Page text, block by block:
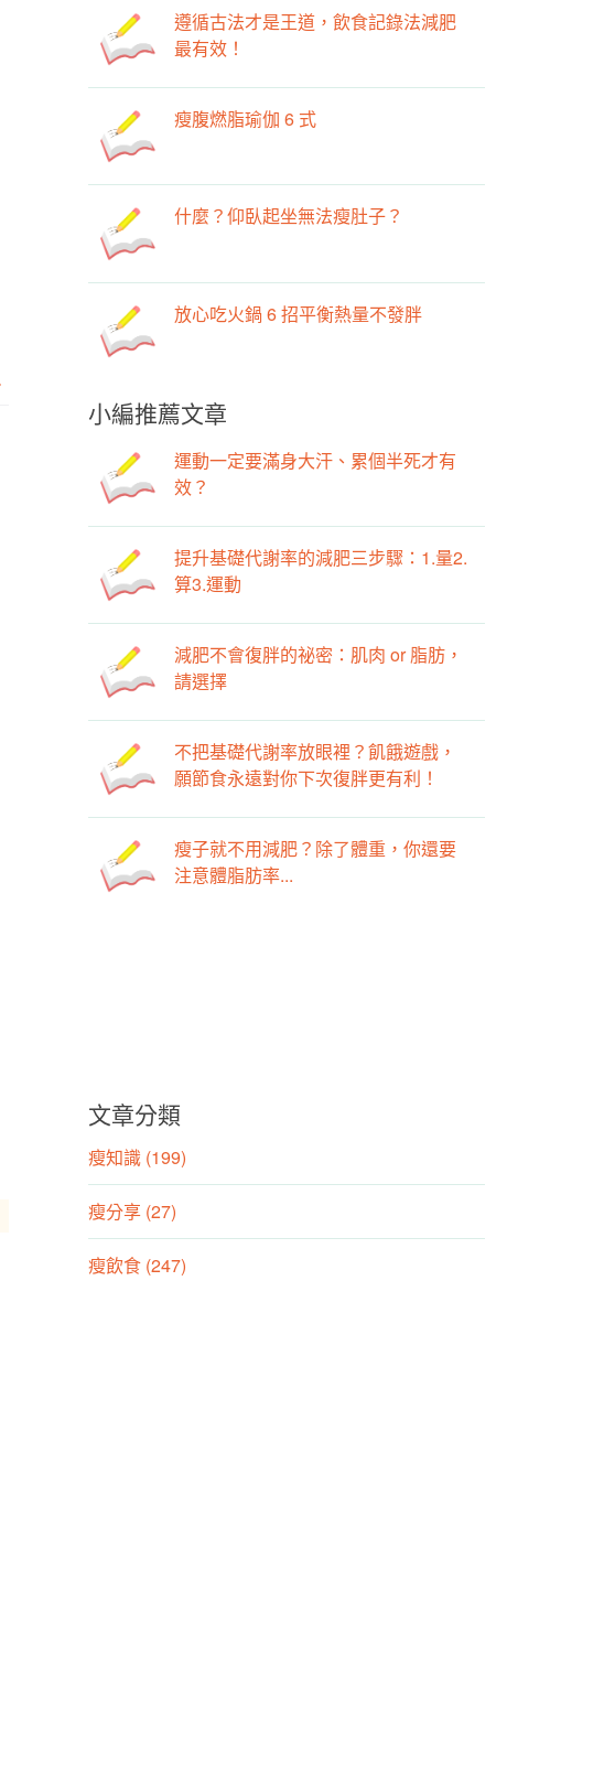
遵循古法才是王道，飲食記錄法減肥
最有效！
瘦腹燃脂瑜伽 6 式
什麼？仰臥起坐無法瘦肚子？
放心吃火鍋 6 招平衡熱量不發胖
小編推薦文章
運動一定要滿身大汗、累個半死才有
效？
提升基礎代謝率的減肥三步驟：1.量2.
算3.運動
減肥不會復胖的祕密：肌肉 or 脂肪，
請選擇
不把基礎代謝率放眼裡？飢餓遊戲，
願節食永遠對你下次復胖更有利！
瘦子就不用減肥？除了體重，你還要
注意體脂肪率...
文章分類
瘦知識 (199)
瘦分享 (27)
瘦飲食 (247)